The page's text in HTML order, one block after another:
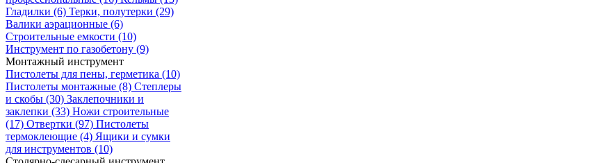
Гладилки (6) Терки, полутерки (29)
Валики аэрационные (6)
Строительные емкости (10)
Инструмент по газобетону (9)
Монтажный инструмент
Пистолеты для пены, герметика (10)
Пистолеты монтажные (8) Степлеры
и скобы (30) Заклепочники и
заклепки (33) Ножи строительные
(17) Отвертки (97) Пистолеты
термоклеющие (4) Ящики и сумки
для инструментов (10)